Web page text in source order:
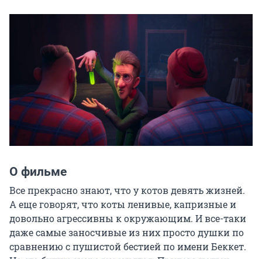
О фильме
Все прекрасно знают, что у котов девять жизней.
А еще говорят, что коты ленивые, капризные и
довольно агрессивны к окружающим. И все-таки
даже самые заносчивые из них просто душки по
сравнению с пушистой бестией по имени Беккет.